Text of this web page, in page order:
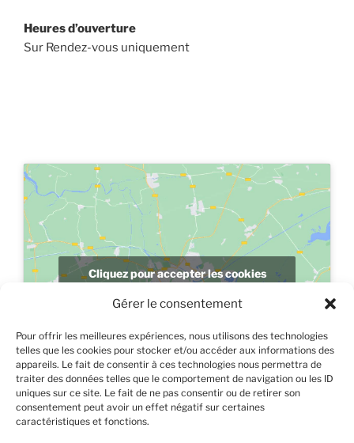
Gérer le consentement
Pour offrir les meilleures expériences, nous utilisons des technologies
telles que les cookies pour stocker et/ou accéder aux informations des
appareils. Le fait de consentir à ces technologies nous permettra de
traiter des données telles que le comportement de navigation ou les ID
uniques sur ce site. Le fait de ne pas consentir ou de retirer son
consentement peut avoir un effet négatif sur certaines
caractéristiques et fonctions.
Heures d’ouverture
Sur Rendez-vous uniquement
Cliquez pour accepter les cookies